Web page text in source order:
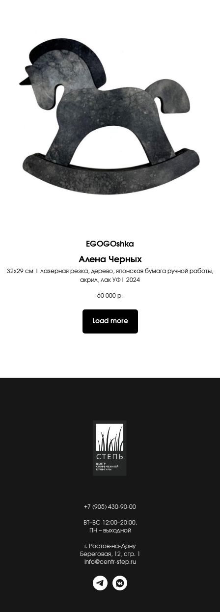
EGOGOshka
Алена Черных
32х29 см | лазерная резка, дерево, японская бумага ручной работы,
акрил, лак УФ| 2024
60 000 р.
Load more
+7 (905) 430-90-00
ВТ–ВС 12:00–20:00,
ПН – выходной
г. Ростов-на-Дону
Береговая, 12, стр. 1
info@centr-step.ru